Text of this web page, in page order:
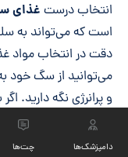
انتخاب درست غذای
است که می‌تواند به
دقت در انتخاب مواد
می‌توانید از سگ خود
و پرانرژی نگه دارید.
خود هستید، از
راهنمایی‌ها را دریافت
دامپزشک‌ها چت‏‌ها